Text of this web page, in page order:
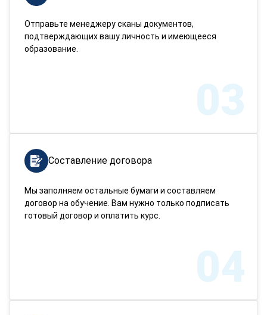
Отправьте менеджеру сканы документов,
подтверждающих вашу личность и имеющееся
образование.
03
Составление договора
Мы заполняем остальные бумаги и составляем
договор на обучение. Вам нужно только подписать
готовый договор и оплатить курс.
04